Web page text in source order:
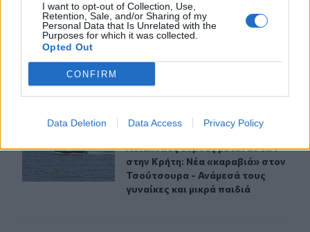
I want to opt-out of Collection, Use,
Retention, Sale, and/or Sharing of my
Personal Data that Is Unrelated with the
Purposes for which it was collected.
Opted Out
CONFIRM
Data Deletion Data Access Privacy Policy
Χανιά: ΕΔΕ για την υπόθεση της 75χρονης που βρέθηκε
Χανιά: ΕΔΕ για την υπόθεση της
χωράφι
Αδιάκοπες οι ροές μεταναστών
Αδιάκοπες οι ροές μεταναστών
στην Κρήτη: Νέα «καραβιά» στον
Τσούτσουρα - Ανάμεσά τους
γυναίκες και μικρά παιδιά